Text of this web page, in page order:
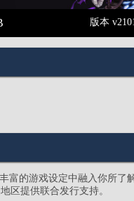
版本
富的游戏设定中融入你所了
区提供联合发行支持。